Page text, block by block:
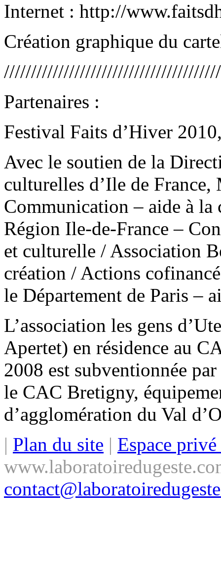
Internet : http://
Création graphique du
Partenaires :
Festival Faits d’Hiver
Avec le soutien de la
culturelles d’Ile de
Communication – aide à la
Région Ile-de-France –
et culturelle / Association
création / Actions
le Département de Paris –
L’association les gens
Apertet) en résidence au
2008 est subventionnée
le CAC Bretigny,
d’agglomération du Val
| Plan du site | Espace privé